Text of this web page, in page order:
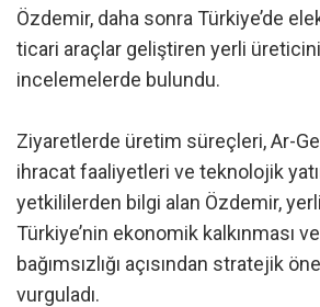
Özdemir, daha sonra Türkiye’de
ticari araçlar geliştiren yerli
incelemelerde bulundu.
Ziyaretlerde üretim süreçleri, Ar-Ge
ihracat faaliyetleri ve teknolojik
yetkililerden bilgi alan Özdemir,
Türkiye’nin ekonomik kalkınması
bağımsızlığı açısından stratejik
vurguladı.